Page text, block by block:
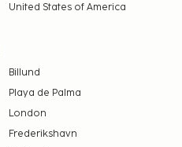
United States of America
Billund
Playa de Palma
London
Frederikshavn